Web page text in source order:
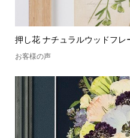
押し花 ナチュラルウッドフレ
お客様の声